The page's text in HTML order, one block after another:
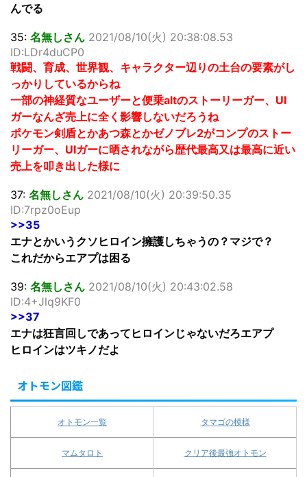
んでる
35: 名無しさん 2021/08/10(火) 20:38:08.53
ID:LDr4duCP0
戦闘、育成、世界観、キャラクター辺りの土台の要素がし
っかりしているからね
一部の神経質なユーザーと便乗altのストーリーガー、UI
ガーなんざ売上に全く影響しないだろうね
ポケモン剣盾とかあつ森とかゼノブレ2がコンプのストー
リーガー、UIガーに晒されながら歴代最高又は最高に近い
売上を叩き出した様に
37: 名無しさん 2021/08/10(火) 20:39:50.35
ID:7rpz0oEup
>>35
エナとかいうクソヒロイン擁護しちゃうの？マジで？
これだからエアプは困る
39: 名無しさん 2021/08/10(火) 20:43:02.58
ID:4+Jlq9KF0
>>37
エナは狂言回しであってヒロインじゃないだろエアプ
ヒロインはツキノだよ
オトモン図鑑
オトモン一覧 タマゴの模様
マムタロト クリア後最強オトモン